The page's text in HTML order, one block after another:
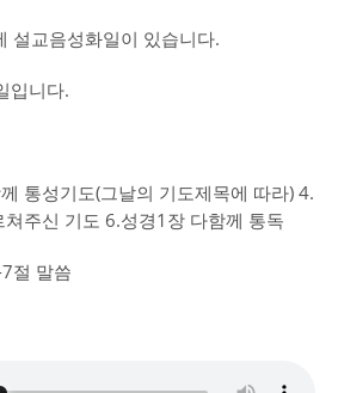
설교음성화일이 있습니다.
입니다.
통성기도(그날의 기도제목에 따라) 4.
주신 기도 6.성경1장 다함께 통독
절 말씀